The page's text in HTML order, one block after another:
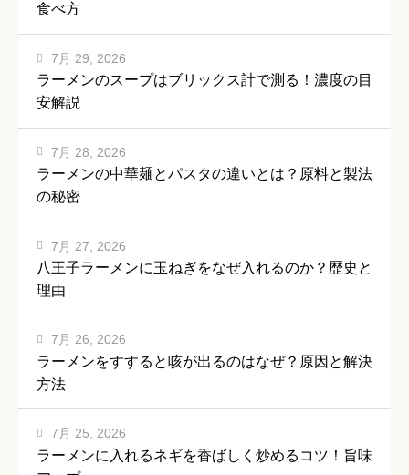
食べ方
ラーメンのスープはブリックス計で測る！濃度の目
安解説
7月 29, 2026
ラーメンの中華麺とパスタの違いとは？原料と製法
の秘密
7月 28, 2026
八王子ラーメンに玉ねぎをなぜ入れるのか？歴史と
理由
7月 27, 2026
ラーメンをすすると咳が出るのはなぜ？原因と解決
方法
7月 26, 2026
ラーメンに入れるネギを香ばしく炒めるコツ！旨味
7月 25, 2026